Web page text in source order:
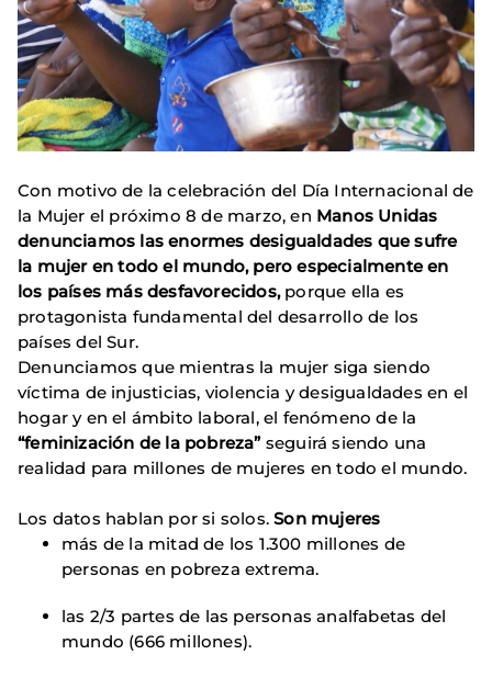
Con motivo de la celebración del Día Internacional de
la Mujer el próximo 8 de marzo, en Manos Unidas
denunciamos las enormes desigualdades que sufre
la mujer en todo el mundo, pero especialmente en
los países más desfavorecidos,porque ella es
protagonista fundamental del desarrollo de los
países del Sur.
Denunciamos que mientras la mujer siga siendo
víctima de injusticias, violencia y desigualdades en el
hogar y en el ámbito laboral, el fenómeno de la
“feminización de la pobreza”seguirá siendo una
realidad para millones de mujeres en todo el mundo.
Los datos hablan por si solos.Son mujeres
más de la mitad de los 1.300 millones de
personas en pobreza extrema.
las 2/3 partes de las personas analfabetas del
mundo (666 millones).